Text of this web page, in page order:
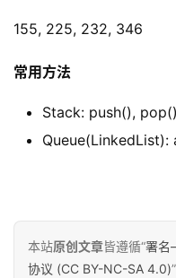
155, 225, 232, 346
常用方法
Stack: push(),
本站原创文章皆遵循“署名
协议 (CC BY-NC-SA 4.0)